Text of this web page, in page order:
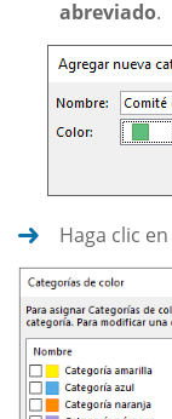
abreviado.
Haga clic